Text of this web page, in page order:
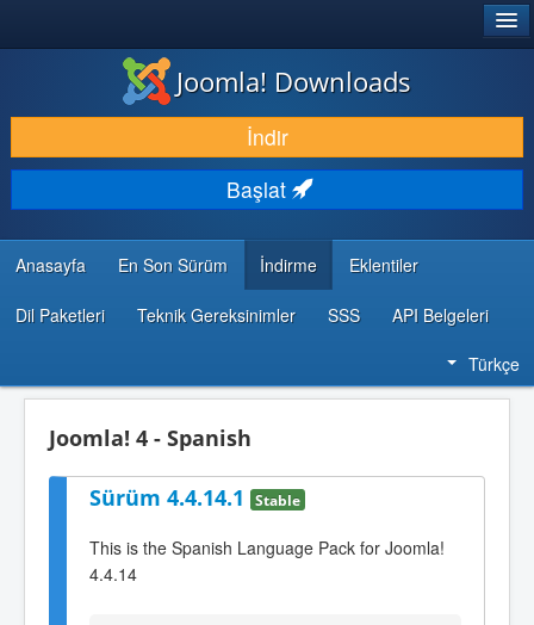
İNDIR & GENIŞLET
KEŞFET & ÖĞREN
TOPLULUK & DESTEK
GELIŞTIRICI KAYNAKLARI
Joomla! Downloads
İndir
Başlat
Anasayfa En Son Sürüm İndirme Eklentiler
Dil Paketleri Teknik Gereksinimler SSS API Belgeleri
Türkçe
Joomla! 4 - Spanish
Sürüm 4.4.14.1 Stable
This is the Spanish Language Pack for Joomla!
4.4.14